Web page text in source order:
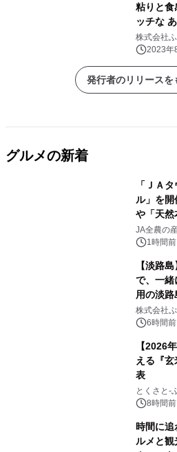
粘りと食
ッチな
株式会社
2023年
発行者のリリースを
グルメの新着
「ＪＡ
ル」を開
や「天然
販売！～
JA全農の
1時間前
【淡路
で、一緒
用の淡
プール
スの2施設
株式会社
6時間前
【2026
える『
表
とくさと-
8時間前
時間に
ルメと